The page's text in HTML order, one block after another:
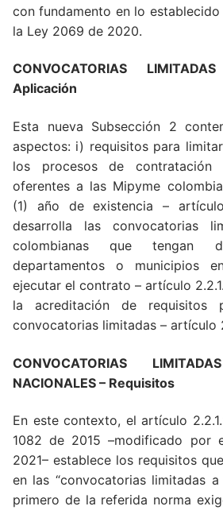
con fundamento en lo
la Ley 2069 de 2020.
CONVOCATORIAS
Aplicación
Esta nueva Subsección 2
aspectos: i) requisitos para
los procesos de contratación
oferentes a las Mipyme
(1) año de existencia –
desarrolla las convocatorias
colombianas que tengan
departamentos o municipios
ejecutar el contrato – artículo
la acreditación de requisitos
convocatorias limitadas – artículo
CONVOCATORIAS
NACIONALES – Requisitos
En este contexto, el artículo
1082 de 2015 –modificado por
2021– establece los requisitos
en las “convocatorias limitadas a
primero de la referida norma